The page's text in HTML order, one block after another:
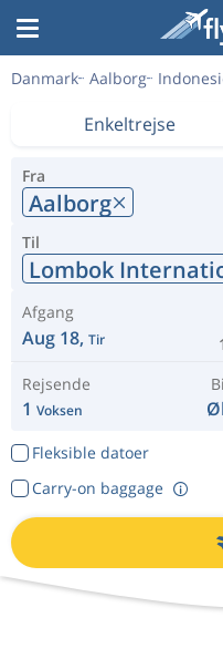
Danmark Aalborg
Enkeltrejse
Fra
Aalborg
Til
Lombok
Afgang
Aug 18, Tir
Rejsende
1 Voksen
Fleksible datoer
Carry-on baggage